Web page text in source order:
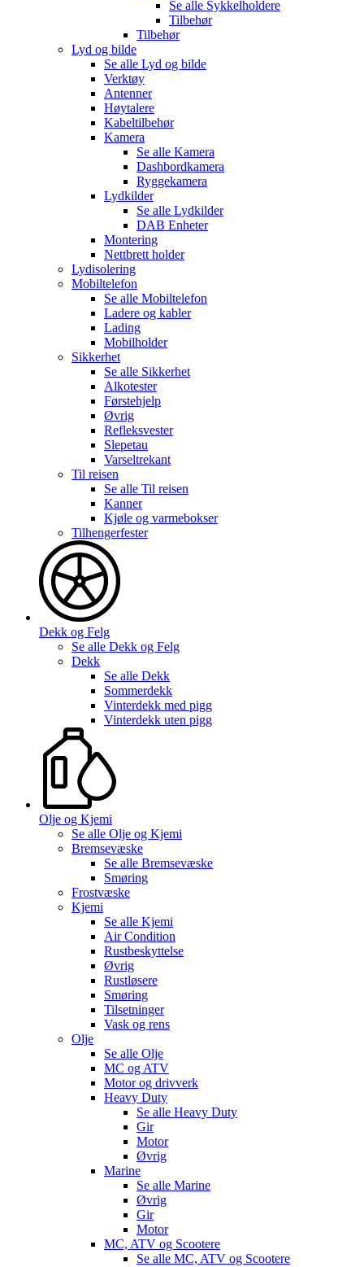
Se alle Sykkelholdere
Tilbehør
Tilbehør
Lyd og bilde
Se alle Lyd og bilde
Verktøy
Antenner
Høytalere
Kabeltilbehør
Kamera
Se alle Kamera
Dashbordkamera
Ryggekamera
Lydkilder
Se alle Lydkilder
DAB Enheter
Montering
Nettbrett holder
Lydisolering
Mobiltelefon
Se alle Mobiltelefon
Ladere og kabler
Lading
Mobilholder
Sikkerhet
Se alle Sikkerhet
Alkotester
Førstehjelp
Øvrig
Refleksvester
Slepetau
Varseltrekant
Til reisen
Se alle Til reisen
Kanner
Kjøle og varmebokser
Tilhengerfester
Dekk og Felg
Se alle Dekk og Felg
Dekk
Se alle Dekk
Sommerdekk
Vinterdekk med pigg
Vinterdekk uten pigg
Olje og Kjemi
Se alle Olje og Kjemi
Bremsevæske
Se alle Bremsevæske
Smøring
Frostvæske
Kjemi
Se alle Kjemi
Air Condition
Rustbeskyttelse
Øvrig
Rustløsere
Smøring
Tilsetninger
Vask og rens
Olje
Se alle Olje
MC og ATV
Motor og drivverk
Heavy Duty
Se alle Heavy Duty
Gir
Motor
Øvrig
Marine
Se alle Marine
Øvrig
Gir
Motor
MC, ATV og Scootere
Se alle MC, ATV og Scootere